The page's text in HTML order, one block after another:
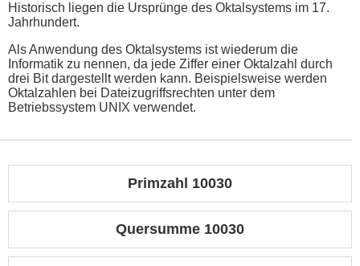
Historisch liegen die Ursprünge des Oktalsystems im 17.
Jahrhundert.
Als Anwendung des Oktalsystems ist wiederum die
Informatik zu nennen, da jede Ziffer einer Oktalzahl durch
drei Bit dargestellt werden kann. Beispielsweise werden
Oktalzahlen bei Dateizugriffsrechten unter dem
Betriebssystem UNIX verwendet.
Primzahl 10030
Quersumme 10030